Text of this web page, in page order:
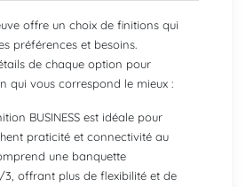
offre un choix de finitions qui
préférences et besoins.
de chaque option pour
qui vous correspond le mieux :
BUSINESS est idéale pour
praticité et connectivité au
une banquette
offrant plus de flexibilité et de